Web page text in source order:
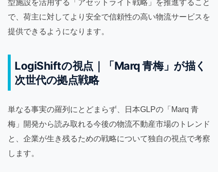
型施設を活用する「アセットライト戦略」を推進すること
で、荷主に対してより安全で信頼性の高い物流サービスを
提供できるようになります。
LogiShiftの視点｜「Marq 青梅」が描く
次世代の拠点戦略
単なる事実の羅列にとどまらず、日本GLPの「Marq 青
梅」開発から読み取れる今後の物流不動産市場のトレンド
と、企業が生き残るための戦略について独自の視点で考察
します。